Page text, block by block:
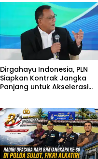
Dirgahayu Indonesia, PLN
Siapkan Kontrak Jangka
Panjang untuk Akselerasi